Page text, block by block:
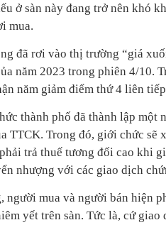
ở sàn này đang trở nên khó
mua.
đã rơi vào thị trường “giá
năm 2023 trong phiên 4/10.
năm giảm điểm thứ 4 liên
thành phố đã thành lập một
TTCK. Trong đó, giới chức sẽ
trả thuế tương đối cao khi
nhượng với các giao dịch
người mua và người bán hiện
yết trên sàn. Tức là, cứ